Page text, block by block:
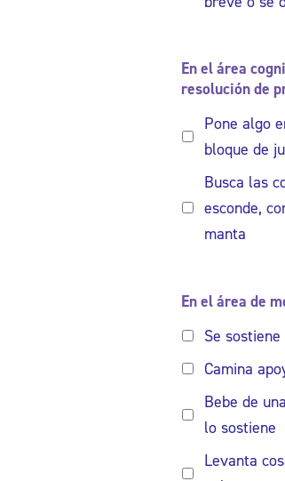
En el área
resolución de
Pone algo
bloque de
Busca las
esconde,
manta
En el área de
Se
Camina
Bebe de
lo sostiene
Levanta